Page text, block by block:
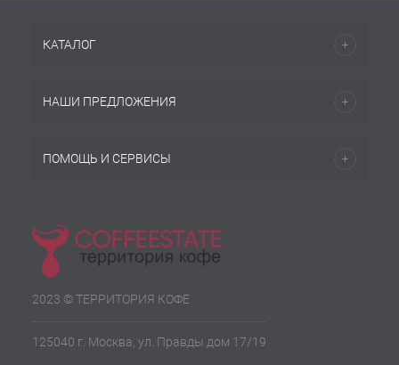
КАТАЛОГ
НАШИ ПРЕДЛОЖЕНИЯ
ПОМОЩЬ И СЕРВИСЫ
2023 © ТЕРРИТОРИЯ КОФЕ
125040 г. Москва, ул. Правды дом 17/19